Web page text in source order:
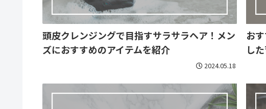
頭皮クレンジングで目指すサラサラヘア！メン
ズにおすすめのアイテムを紹介
2024.05.18
お
し